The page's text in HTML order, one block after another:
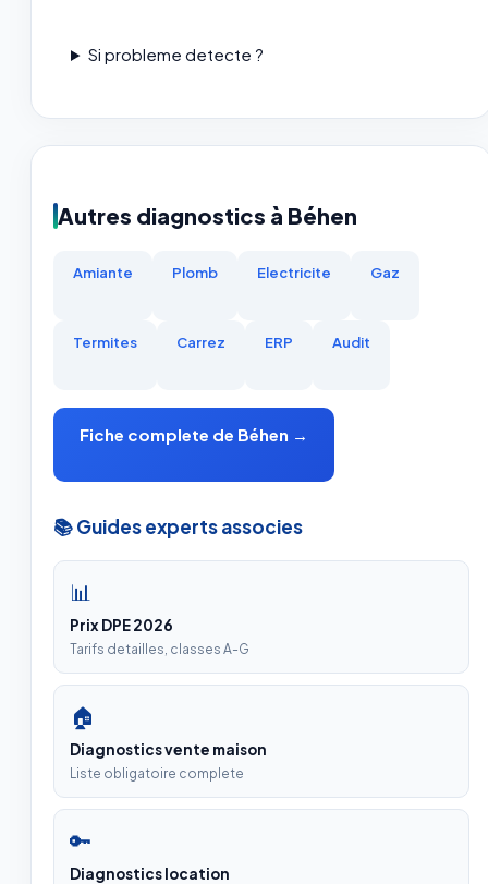
Si probleme detecte ?
Autres diagnostics à Béhen
Amiante Plomb Electricite Gaz
Termites Carrez ERP Audit
Fiche complete de Béhen →
📚 Guides experts associes
📊
Prix DPE 2026
Tarifs detailles, classes A-G
🏠
Diagnostics vente maison
Liste obligatoire complete
🔑
Diagnostics location